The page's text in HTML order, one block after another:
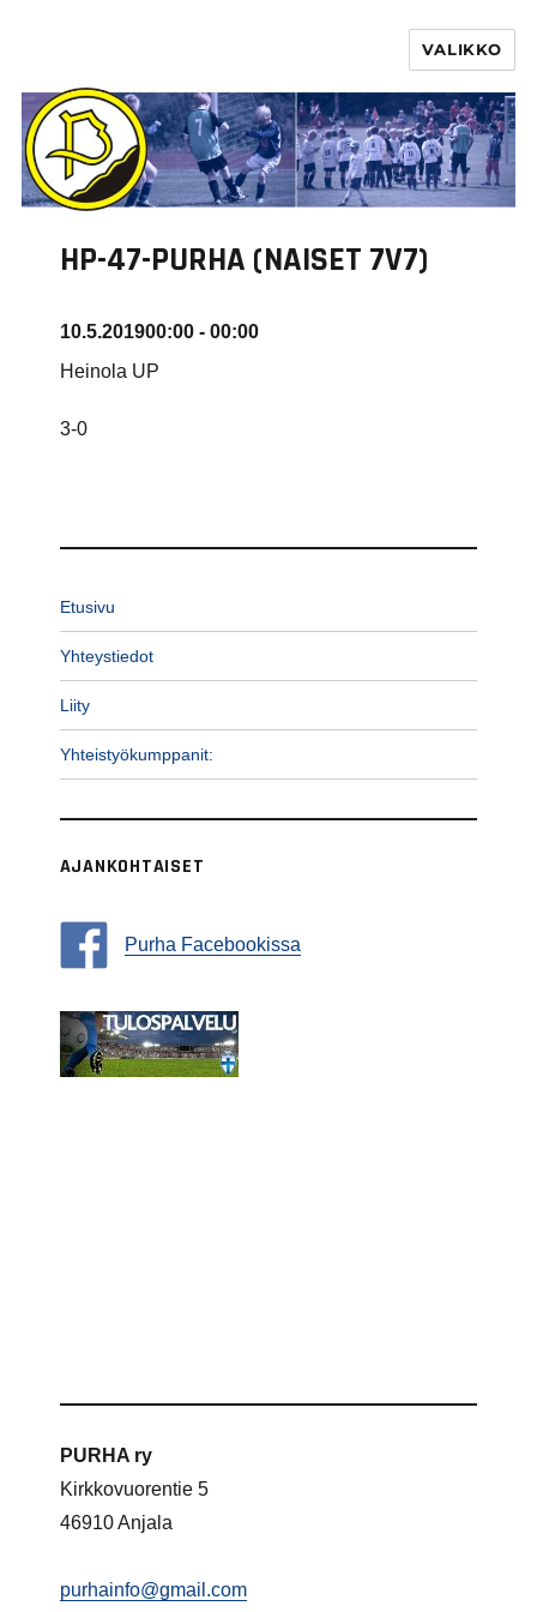
VALIKKO
HP-47-PURHA (NAISET 7V7)
10.5.201900:00 - 00:00
Heinola UP
3-0
Etusivu
Yhteystiedot
Liity
Yhteistyökumppanit:
AJANKOHTAISET
Purha Facebookissa
PURHA ry
Kirkkovuorentie 5
46910 Anjala
purhainfo@gmail.com